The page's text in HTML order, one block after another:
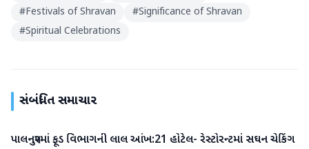
#Festivals of Shravan #Significance of Shravan
#Spiritual Celebrations
સંબંધિત સમાચાર
બનાસકાંઠા
પાલનપુરમાં ફૂડ વિભાગની લાલ આંખ:21 હોટેલ- રેસ્ટોરન્ટમાં સઘન ચેકિંગ